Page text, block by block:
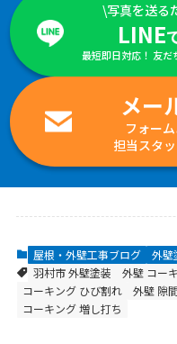
\写真を送る
LINE
最短即日対応！ 友だ
メー
フォー
担当スタ
屋根・外壁工事ブログ 外壁
羽村市 外壁塗装
外壁 コー
コーキング ひび割れ
外壁 隙
コーキング 増し打ち